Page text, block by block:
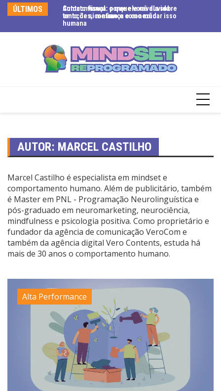
ÚLTIMOS
Contato visual: o que ele revela sobre
emoções, confiança e conexão
humana
Autoconfiança: porque você duvida
tanto de si mesmo e como mudar isso
AUTOR: MARCEL CASTILHO
Marcel Castilho é especialista em mindset e
comportamento humano. Além de publicitário, também
é Master em PNL - Programação Neurolinguística e
pós-graduado em neuromarketing, neurociência,
mindfulness e psicologia positiva. Como proprietário e
fundador da agência de comunicação VeroCom e
também da agência digital Vero Contents, estuda há
mais de 30 anos o comportamento humano.
Alta Performance